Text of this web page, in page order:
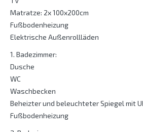
Matratze: 2x 100x200cm
Fußbodenheizung
Elektrische Außenrollläden
1. Badezimmer:
Dusche
WC
Waschbecken
Beheizter und beleuchteter Spiegel mit
Fußbodenheizung